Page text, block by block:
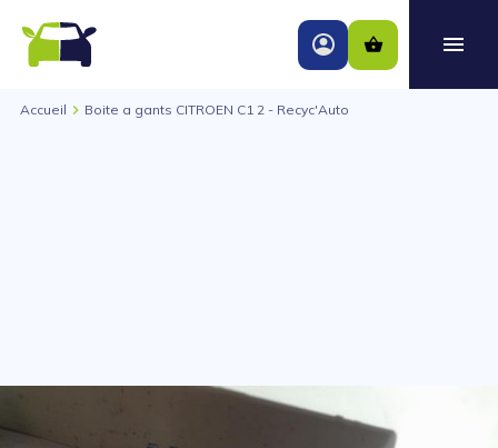
Accueil Boite a gants CITROEN C1 2 - Recyc'Auto